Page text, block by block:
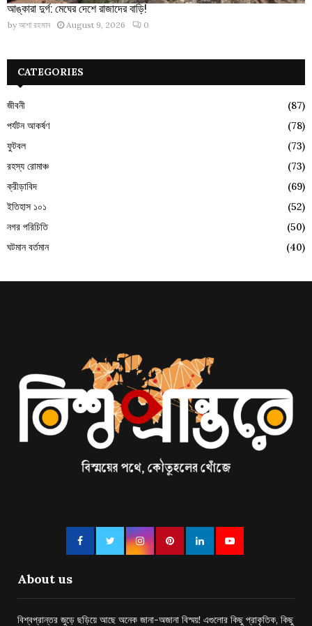
আঙ্কারা দুর্গ: মেঘের দেশে রাজাদের বাড়ি!
by আশা রহমান August 9, 2026 0
CATEGORIES
জীবনী
(87)
পর্যটন আকর্ষণ
(78)
ফুটবল
(73)
রহস্য রোমাঞ্চ
(73)
ক্রীড়াবিদ
(69)
ইতিহাস ১০১
(52)
নগর পরিচিতি
(50)
ঘটমান বর্তমান
(40)
About us
বিশ্বপ্রান্তর জুড়ে ছড়িয়ে আছে অনেক জানা-অজানা বিস্ময়! এগুলোর কিছু প্রাকৃতিক, কিছু